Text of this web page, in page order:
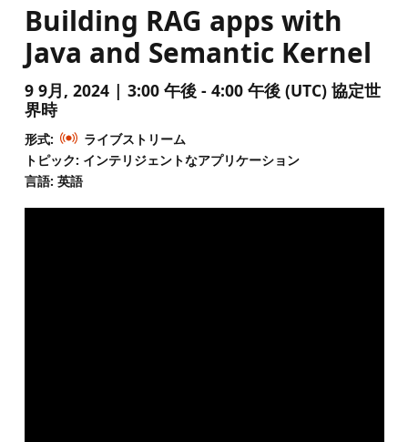
Building RAG apps with
Java and Semantic Kernel
9 9月, 2024 | 3:00 午後 - 4:00 午後 (UTC) 協定世
界時
形式:
ライブストリーム
トピック: インテリジェントなアプリケーション
言語: 英語